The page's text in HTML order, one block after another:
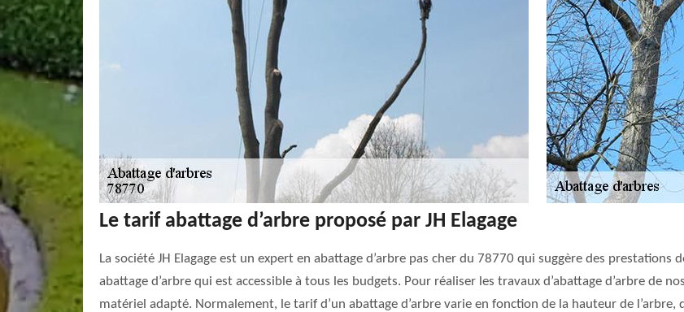
Le tarif abattage d’arbre proposé par JH Elagage
La société JH Elagage est un expert en abattage d’arbre pas cher du 78770 qui suggère des
abattage d’arbre qui est accessible à tous les budgets. Pour réaliser les travaux d’abattage d’arbre de
matériel adapté. Normalement, le tarif d’un abattage d’arbre varie en fonction de la hauteur de l’arbre,